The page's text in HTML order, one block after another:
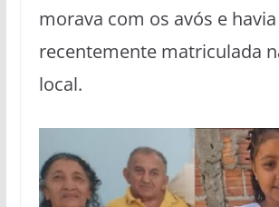
morava com os avós e
recentemente matriculada
local.